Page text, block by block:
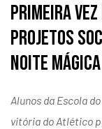
Primeira
projetos
noite
Alunos da Escola
vitória do Atlético